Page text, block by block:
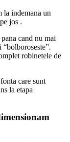
la indemana un
jos .
cand nu mai
robinetele de
care sunt
la etapa